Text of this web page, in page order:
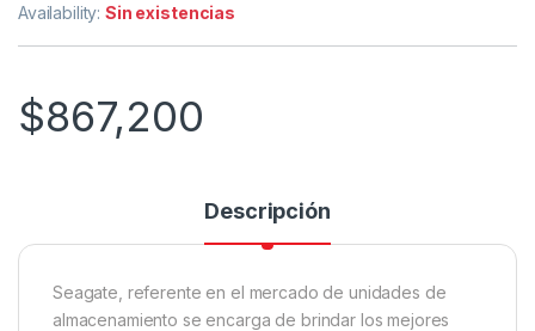
Availability:Sin existencias
$867,200
Descripción
Seagate, referente en el mercado de unidades de
almacenamiento se encarga de brindar los mejores